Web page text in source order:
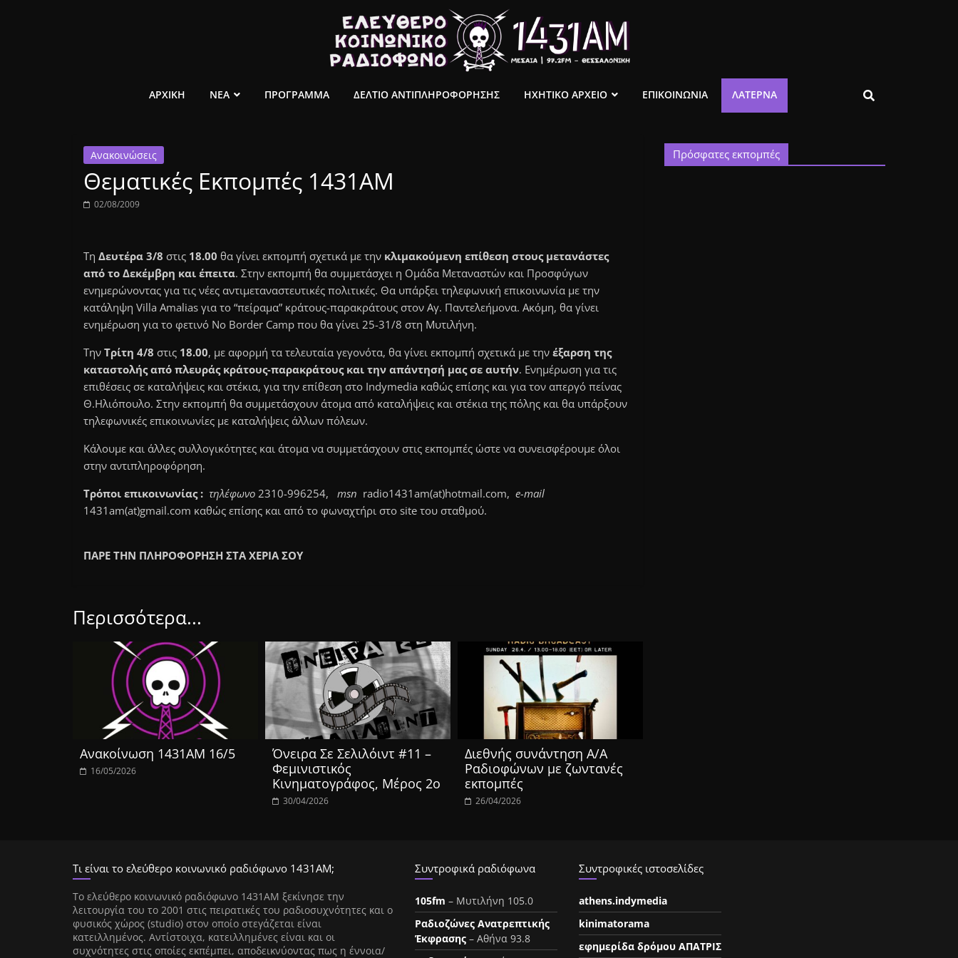
ελεύθερο
ραδιόφωνο
1431AM
ΑΡΧΙΚΗ ΝΕΑ ΠΡΟΓΡΑΜΜΑ ΔΕΛΤΙΟ ΑΝΤΙΠΛΗΡΟΦΟΡΗΣΗΣ ΗΧΗΤΙΚΟ ΑΡΧΕΙΟ ΕΠΙΚΟΙΝΩΝΙΑ ΛΑΤΈΡΝΑ
Ανακοινώσεις
Θεματικές Εκπομπές 1431AM
02/08/2009
Τη Δευτέρα 3/8 στις 18.00 θα γίνει εκπομπή σχετικά με την κλιμακούμενη επίθεση στους μετανάστες
από το Δεκέμβρη και έπειτα. Στην εκπομπή θα συμμετάσχει η Ομάδα Μεταναστών και Προσφύγων
ενημερώνοντας για τις νέες αντιμεταναστευτικές πολιτικές. Θα υπάρξει τηλεφωνική επικοινωνία με την
κατάληψη Villa Amalias για το “πείραμα” κράτους-παρακράτους στον Αγ. Παντελεήμονα. Ακόμη, θα γίνει
ενημέρωση για το φετινό No Border Camp που θα γίνει 25-31/8 στη Μυτιλήνη.
Την Τρίτη 4/8 στις 18.00, με αφορμή τα τελευταία γεγονότα, θα γίνει εκπομπή σχετικά με την έξαρση της
καταστολής από πλευράς κράτους-παρακράτους και την απάντησή μας σε αυτήν. Ενημέρωση για τις
επιθέσεις σε καταλήψεις και στέκια, για την επίθεση στο Indymedia καθώς επίσης και για τον απεργό πείνας
Θ.Ηλιόπουλο. Στην εκπομπή θα συμμετάσχουν άτομα από καταλήψεις και στέκια της πόλης και θα υπάρξουν
τηλεφωνικές επικοινωνίες με καταλήψεις άλλων πόλεων.
Κάλουμε και άλλες συλλογικότητες και άτομα να συμμετάσχουν στις εκπομπές ώστε να συνεισφέρουμε όλοι
στην αντιπληροφόρηση.
Τρόποι επικοινωνίας : τηλέφωνο 2310-996254, msn radio1431am(at)hotmail.com, e-mail
1431am(at)gmail.com καθώς επίσης και από το φωναχτήρι στο site του σταθμού.
ΠΑΡΕ ΤΗΝ ΠΛΗΡΟΦΟΡΗΣΗ ΣΤΑ ΧΕΡΙΑ ΣΟΥ
Περισσότερα...
Ανακοίνωση 1431ΑΜ 16/5
16/05/2026
Όνειρα Σε Σελιλόιντ #11 –
Φεμινιστικός
Κινηματογράφος, Μέρος 2ο
30/04/2026
Διεθνής συνάντηση Α/Α
Ραδιοφώνων με ζωντανές
εκπομπές
26/04/2026
Πρόσφατες εκπομπές
Τι είναι το ελεύθερο κοινωνικό ραδιόφωνο 1431ΑΜ;
Tο ελεύθερο κοινωνικό ραδιόφωνο 1431AM ξεκίνησε την
λειτουργία του το 2001 στις πειρατικές του ραδιοσυχνότητες και ο
φυσικός χώρος (studio) στον οποίο στεγάζεται είναι
κατειλλημένος. Αντίστοιχα, κατειλλημένες είναι και οι
συχνότητες στις οποίες εκπέμπει, αποδεικνύοντας πως η έννοια/
Συντροφικά ραδιόφωνα
105fm – Μυτιλήνη 105.0
Ραδιοζώνες Ανατρεπτικής
Έκφρασης – Αθήνα 93.8
Συντροφικές ιστοσελίδες
athens.indymedia
kinimatorama
εφημερίδα δρόμου ΑΠΑΤΡΙΣ